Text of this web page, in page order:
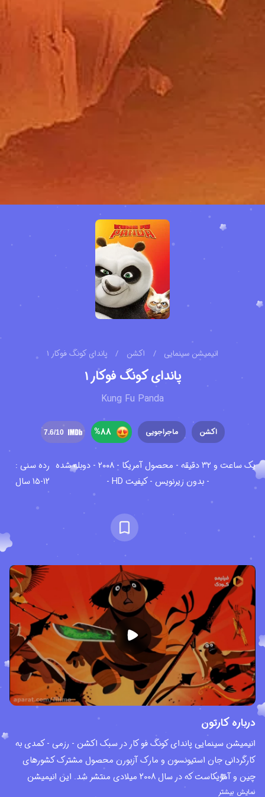
انیمیشن سینمایی / اکشن / پاندای کونگ فوکار ۱
پاندای کونگ فوکار ۱
Kung Fu Panda
اکشن ماجراجویی 88
%
7.6/10
یک ساعت و ۳۲ دقیقه - محصول آمریکا - ۲۰۰۸ - دوبله شده
- بدون زیرنویس - کیفیت HD -
رده سنی :
12-15 سال
درباره کارتون
انیمیشن سینمایی پاندای کونگ فو کار در سبک اکشن - رزمی - کمدی به
کارگردانی جان استیونسون و مارک آزبورن محصول مشترک کشورهای
چین و آمریکاست که در سال 2008 میلادی منتشر شد. این انیمیشن
نامزد جایزه اسکار اولین قسمت از مجموعه انیمیشن ها و فرانچایز پاندای
نمایش بیشتر